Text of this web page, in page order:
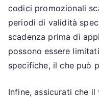
codici promozionali
periodi di validità
scadenza prima di
possono essere
specifiche, il che può
Infine, assicurati che